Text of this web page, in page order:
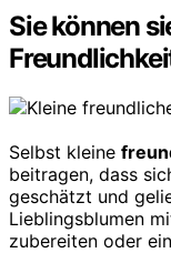
Sie können
Selbst kleine
beitragen, dass
geschätzt und
Lieblingsblumen
zubereiten oder